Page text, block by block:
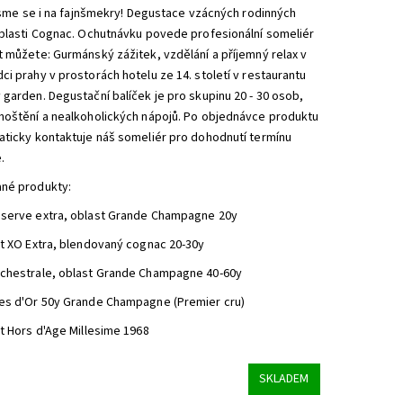
se i na fajnšmekry! Degustace vzácných rodinných
Cognac. Ochutnávku povede profesionální someliér
můžete: Gurmánský zážitek, vzdělání a příjemný relax v
prahy v prostorách hotelu ze 14. století v restaurantu
Degustační balíček je pro skupinu 20 - 30 osob,
a nealkoholických nápojů. Po objednávce produktu
kontaktuje náš someliér pro dohodnutí termínu
produkty:
extra, oblast Grande Champagne 20y
XO Extra, blendovaný cognac 20-30y
oblast Grande Champagne 40-60y
d'Or 50y Grande Champagne (Premier cru)
Hors d'Age Millesime 1968
SKLADEM